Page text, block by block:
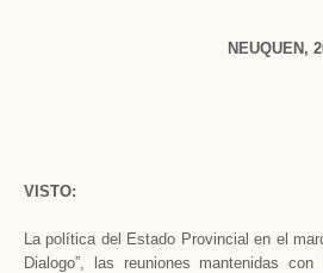
NEUQUEN,
VISTO:
La política del Estado Provincial en el
Dialogo”, las reuniones mantenidas